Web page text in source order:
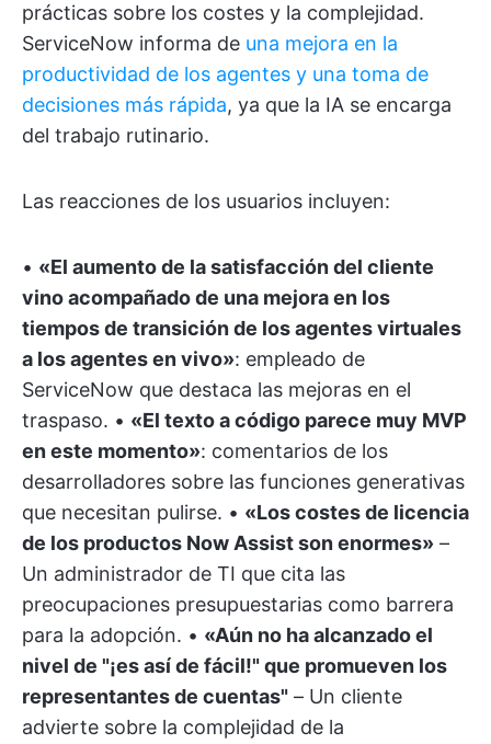
prácticas sobre los costes y la complejidad.
ServiceNow informa de una mejora en la
productividad de los agentes y una toma de
decisiones más rápida, ya que la IA se encarga
del trabajo rutinario.
Las reacciones de los usuarios incluyen:
• «El aumento de la satisfacción del cliente
vino acompañado de una mejora en los
tiempos de transición de los agentes virtuales
a los agentes en vivo»: empleado de
ServiceNow que destaca las mejoras en el
traspaso. • «El texto a código parece muy MVP
en este momento»: comentarios de los
desarrolladores sobre las funciones generativas
que necesitan pulirse. • «Los costes de licencia
de los productos Now Assist son enormes» –
Un administrador de TI que cita las
preocupaciones presupuestarias como barrera
para la adopción. • «Aún no ha alcanzado el
nivel de "¡es así de fácil!" que promueven los
representantes de cuentas" – Un cliente
advierte sobre la complejidad de la